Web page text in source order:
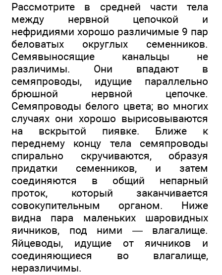
Рассмотрите в средней части тела
между нервной цепочкой и
нефридиями хорошо различимые 9 пар
беловатых округлых семенников.
Семявыносящие канальцы не
различимы. Они впадают в
семяпроводы, идущие параллельно
брюшной нервной цепочке.
Семяпроводы белого цвета; во многих
случаях они хорошо вырисовываются
на вскрытой пиявке. Ближе к
переднему концу тела семяпроводы
спирально скручиваются, образуя
придатки семенников, и затем
соединяются в общий непарный
проток, который заканчивается
совокупительным органом. Ниже
видна пара маленьких шаровидных
яичников, под ними — влагалище.
Яйцеводы, идущие от яичников и
соединяющиеся во влагалище,
неразличимы.